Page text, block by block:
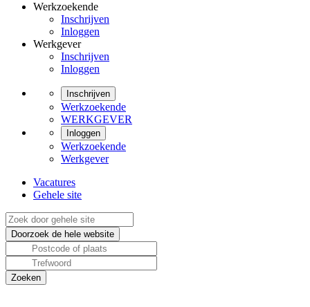
Werkzoekende
Inschrijven
Inloggen
Werkgever
Inschrijven
Inloggen
Inschrijven
Werkzoekende
WERKGEVER
Inloggen
Werkzoekende
Werkgever
Vacatures
Gehele site